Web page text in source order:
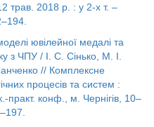
трав. 2018 р. : у 2-х т. –
ювілейної медалі та
з ЧПУ / І. С. Сінько, М. І.
// Комплексне
процесів та систем :
практ. конф., м. Чернігів, 10–